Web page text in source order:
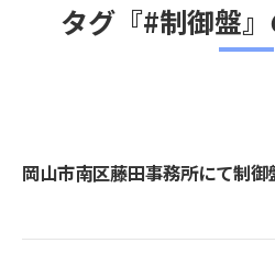
タグ『#制御盤
岡山市南区藤田事務所にて制御